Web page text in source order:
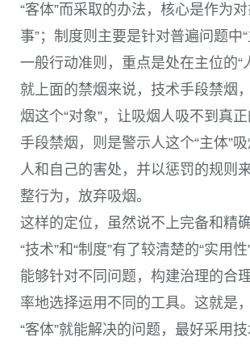
“客体”而采取的办法，核心是作为
事”；制度则主要是针对普遍问题中
一般行动准则，重点是处在主位的“
就上面的禁烟来说，技术手段禁烟
烟这个“对象”，让吸烟人吸不到真
手段禁烟，则是警示人这个“主体”
人和自己的害处，并以惩罚的规则
整行为，放弃吸烟。
这样的定位，虽然说不上完备和精
“技术”和“制度”有了较清楚的“实用
能够针对不同问题，构建治理的合
率地选择运用不同的工具。这就是
“客体”就能解决的问题，最好采用